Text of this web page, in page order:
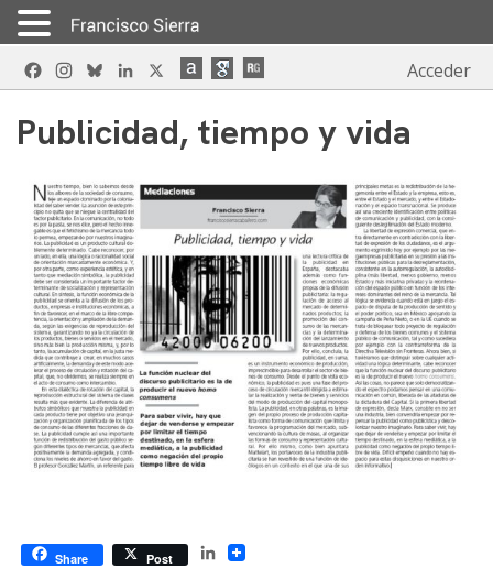
Skip
to
FacebookInstagram
BlueskyLinkedIn Acceder
Publicidad, tiempo y vida
Share Post LinkedIn